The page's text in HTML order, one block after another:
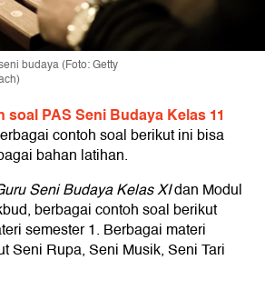
budaya (Foto: Getty
soal PAS Seni Budaya Kelas 11
contoh soal berikut ini bisa
bahan latihan.
Seni Budaya Kelas XIdan Modul
berbagai contoh soal berikut
semester 1. Berbagai materi
Seni Rupa, Seni Musik, Seni Tari